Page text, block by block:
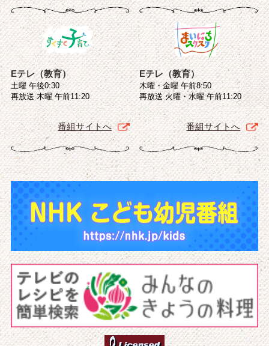
Eテレ（教育）
土曜 午後0:30
再放送 木曜 午前11:20
番組サイトへ
Eテレ（教育）
木曜・金曜 午前8:50
再放送 火曜・水曜 午前11:20
番組サイトへ